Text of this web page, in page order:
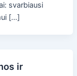
svarbiausi
[…]
ir